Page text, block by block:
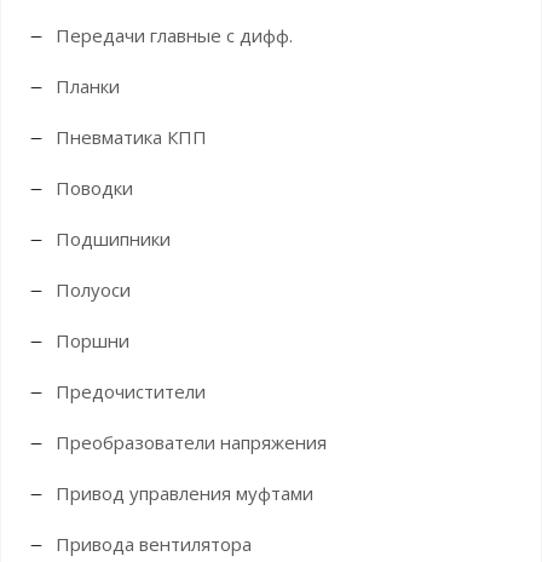
Передачи главные с дифф.
Планки
Пневматика КПП
Поводки
Подшипники
Полуоси
Поршни
Предочистители
Преобразователи напряжения
Привод управления муфтами
Привода вентилятора